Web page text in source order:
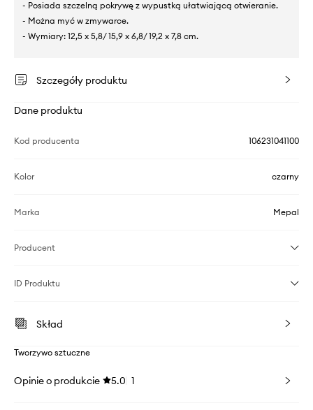
- Posiada szczelną pokrywę z wypustką ułatwiającą otwieranie.
- Można myć w zmywarce.
- Wymiary: 12,5 x 5,8/ 15,9 x 6,8/ 19,2 x 7,8 cm.
Szczegóły produktu
Dane produktu
Kod producenta 106231041100
Kolor czarny
Marka Mepal
Producent
ID Produktu
Skład
Tworzywo sztuczne
Opinie o produkcie 5.0 1